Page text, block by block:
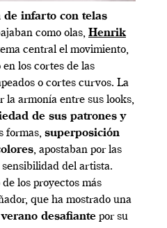
de infarto con telas
como olas, Henrik
central el movimiento,
los cortes de las
o cortes curvos. La
la armonía entre sus looks,
de sus patrones y
formas, superposición
, apostaban por las
del artista.
los proyectos más
que ha mostrado una
desafiante por su